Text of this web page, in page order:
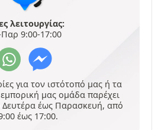
λειτουργίας:
Παρ 9:00-17:00
για τον ιστότοπό μας ή τα
μας ομάδα παρέχει
έως Παρασκευή, από
έως 17:00.